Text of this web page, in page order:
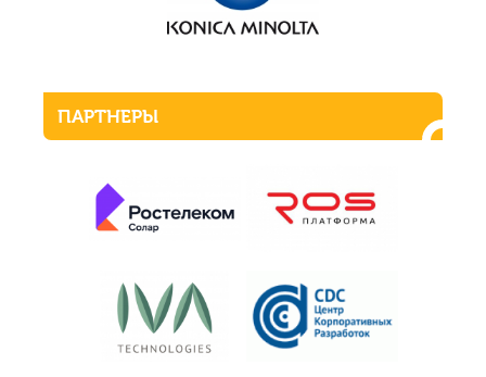
ПАРТНЕРЫ